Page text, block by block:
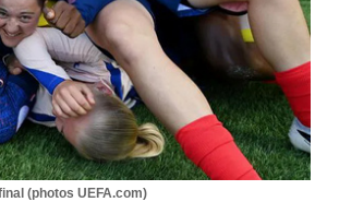
(photos UEFA.com)